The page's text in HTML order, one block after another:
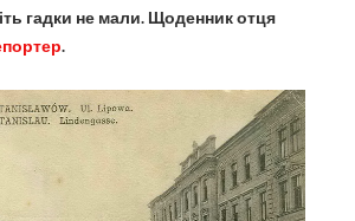
гадки не мали. Щоденник отця
.